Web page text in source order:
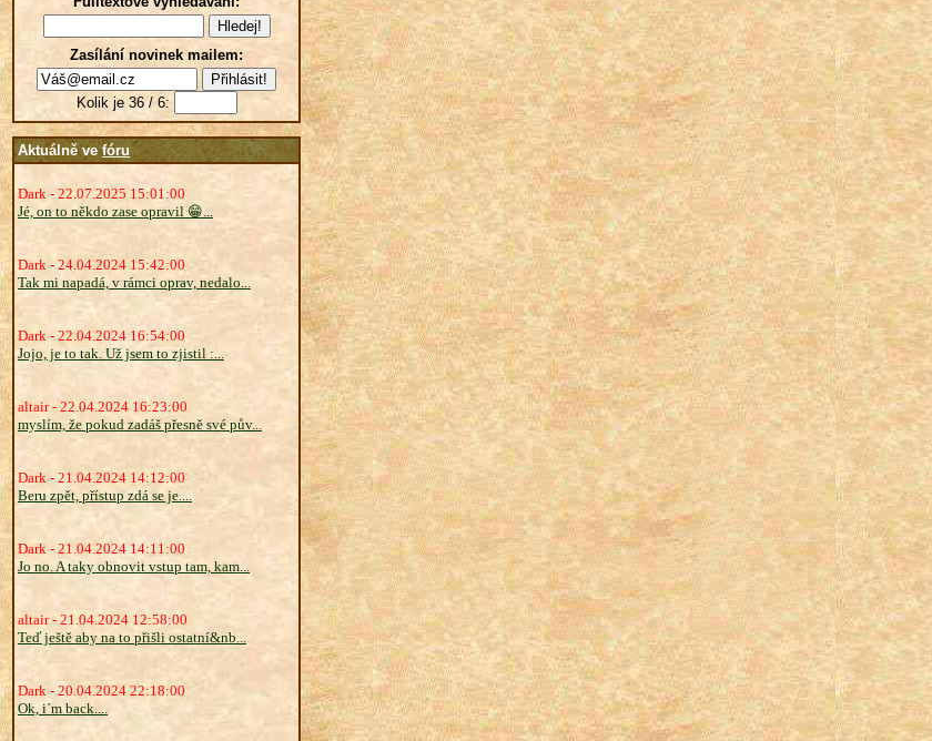
Zasílání novinek mailem:
Kolik je 36 / 6:
Aktuálně ve fóru
Dark - 22.07.2025 15:01:00
Jé, on to někdo zase opravil 😁...
Dark - 24.04.2024 15:42:00
Tak mi napadá, v rámci oprav, nedalo...
Dark - 22.04.2024 16:54:00
Jojo, je to tak. Už jsem to zjistil :...
altair - 22.04.2024 16:23:00
myslím, že pokud zadáš přesně své pův...
Dark - 21.04.2024 14:12:00
Beru zpět, přístup zdá se je....
Dark - 21.04.2024 14:11:00
Jo no. A taky obnovit vstup tam, kam...
altair - 21.04.2024 12:58:00
Teď ještě aby na to přišli ostatní&nb...
Dark - 20.04.2024 22:18:00
Ok, i´m back....